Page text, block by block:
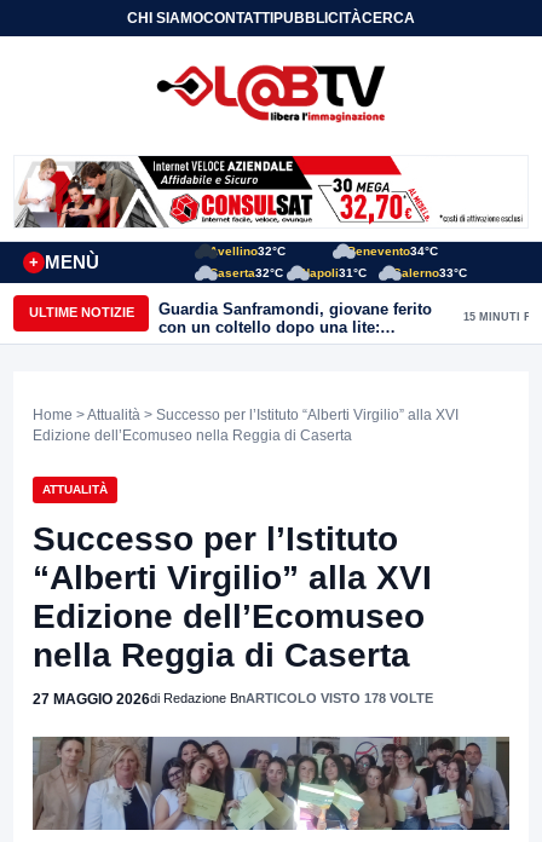
CHI SIAMOCONTATTIPUBBLICITÀCERCA
MENÙ
+
Avellino32°C Benevento34°C
Caserta32°C Napoli31°C Salerno33°C
ULTIME NOTIZIE
Guardia Sanframondi, giovane ferito
con un coltello dopo una lite:
individuato il presunto autore
15 MINUTI FA
Home >Attualità > Successo per l’Istituto “Alberti Virgilio” alla XVI
Edizione dell’Ecomuseo nella Reggia di Caserta
ATTUALITÀ
Successo per l’Istituto
“Alberti Virgilio” alla XVI
Edizione dell’Ecomuseo
nella Reggia di Caserta
27 MAGGIO 2026di Redazione BnARTICOLO VISTO 178 VOLTE